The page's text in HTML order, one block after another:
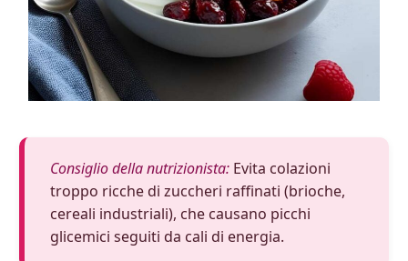
Consiglio della nutrizionista: Evita colazioni
troppo ricche di zuccheri raffinati (brioche,
cereali industriali), che causano picchi
glicemici seguiti da cali di energia.